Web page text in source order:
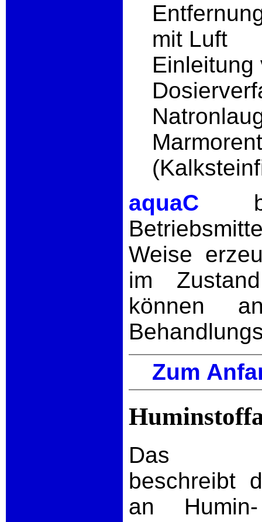
mit Luft
Einleitung
aquaC
Weise
im
können
Zum
Das
beschreibt
an